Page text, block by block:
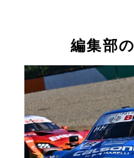
ーサーの脇阪寿一氏
編集部